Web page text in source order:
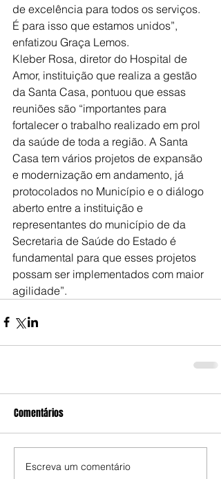
de excelência para todos os serviços.
É para isso que estamos unidos”,
enfatizou Graça Lemos.
Kleber Rosa, diretor do Hospital de
Amor, instituição que realiza a gestão
da Santa Casa, pontuou que essas
reuniões são “importantes para
fortalecer o trabalho realizado em prol
da saúde de toda a região. A Santa
Casa tem vários projetos de expansão
e modernização em andamento, já
protocolados no Município e o diálogo
aberto entre a instituição e
representantes do município de da
Secretaria de Saúde do Estado é
fundamental para que esses projetos
possam ser implementados com maior
agilidade”.
Comentários
Escreva um comentário